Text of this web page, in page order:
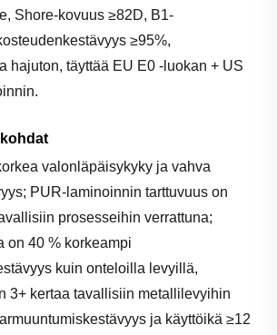
Shore-kovuus ≥82D, B1-
≥95%,
hajuton, täyttää EU E0 -luokan + US
valonläpäisykyky ja vahva
PUR-laminoinnin tarttuvuus on
prosesseihin verrattuna;
on 40 % korkeampi
kuin onteloilla levyillä,
3+ kertaa tavallisiin metallilevyihin
ja käyttöikä ≥12